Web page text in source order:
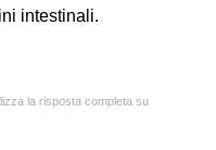
intestinali.
la risposta completa su